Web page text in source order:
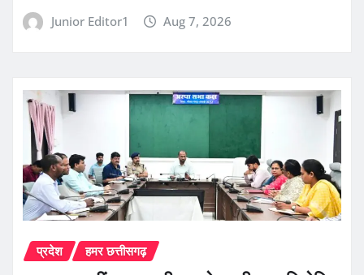
Junior Editor1 Aug 7, 2026
प्रदेश हमर छत्तीसगढ़